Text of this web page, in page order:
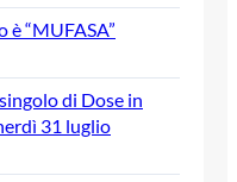
è “MUFASA”
di Dose in
31 luglio